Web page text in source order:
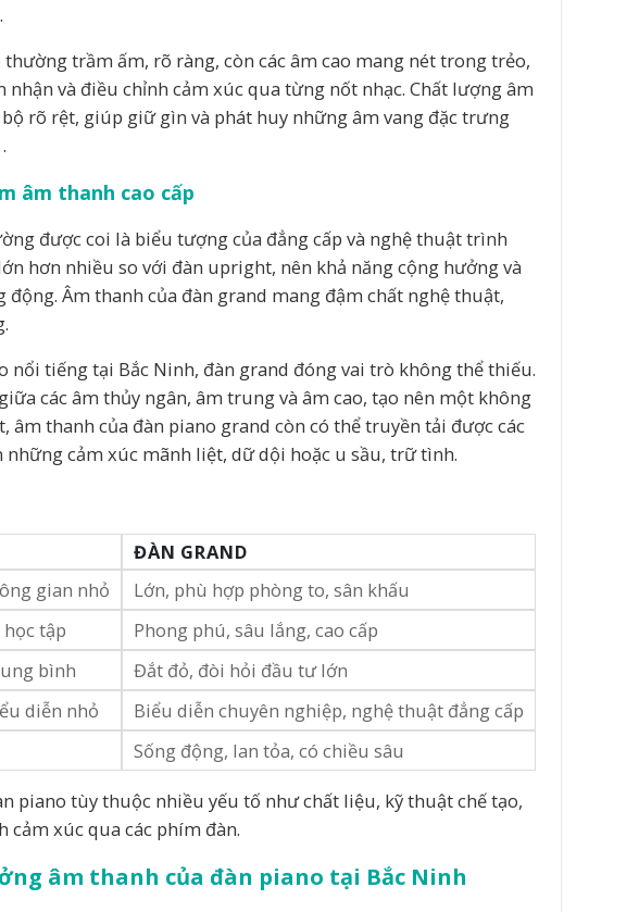
trầm ấm, rõ ràng, còn các âm cao mang nét trong trẻo,
và điều chỉnh cảm xúc qua từng nốt nhạc. Chất lượng âm
rõ rệt, giúp giữ gìn và phát huy những âm vang đặc trưng
âm thanh cao cấp
được coi là biểu tượng của đẳng cấp và nghệ thuật trình
hơn nhiều so với đàn upright, nên khả năng cộng hưởng và
Âm thanh của đàn grand mang đậm chất nghệ thuật,
nổi tiếng tại Bắc Ninh, đàn grand đóng vai trò không thể thiếu.
các âm thủy ngân, âm trung và âm cao, tạo nên một không
âm thanh của đàn piano grand còn có thể truyền tải được các
cảm xúc mãnh liệt, dữ dội hoặc u sầu, trữ tình.
ĐÀN GRAND
gian nhỏ
Lớn, phù hợp phòng to, sân khấu
tập
Phong phú, sâu lắng, cao cấp
bình
Đắt đỏ, đòi hỏi đầu tư lớn
diễn nhỏ
Biểu diễn chuyên nghiệp, nghệ thuật đẳng cấp
Sống động, lan tỏa, có chiều sâu
piano tùy thuộc nhiều yếu tố như chất liệu, kỹ thuật chế tạo,
cảm xúc qua các phím đàn.
âm thanh của đàn piano tại Bắc Ninh